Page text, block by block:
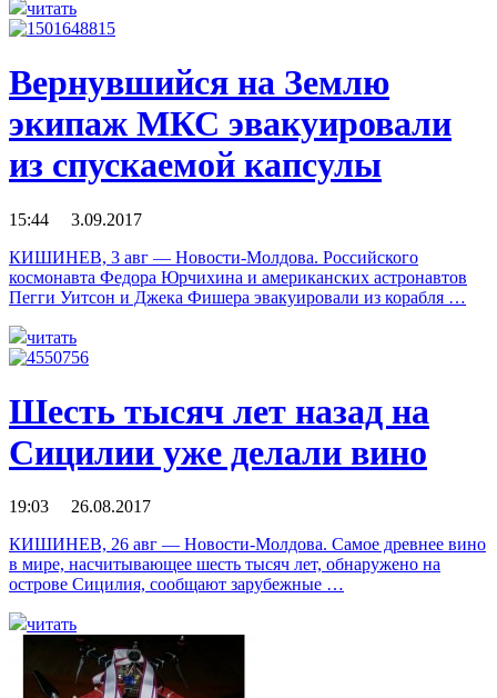
читать
Вернувшийся на Землю
экипаж МКС эвакуировали
из спускаемой капсулы
15:44 3.09.2017
КИШИНЕВ, 3 авг — Новости-Молдова. Российского
космонавта Федора Юрчихина и американских астронавтов
Пегги Уитсон и Джека Фишера эвакуировали из корабля …
читать
Шесть тысяч лет назад на
Сицилии уже делали вино
19:03 26.08.2017
КИШИНЕВ, 26 авг — Новости-Молдова. Самое древнее вино
в мире, насчитывающее шесть тысяч лет, обнаружено на
острове Сицилия, сообщают зарубежные …
читать